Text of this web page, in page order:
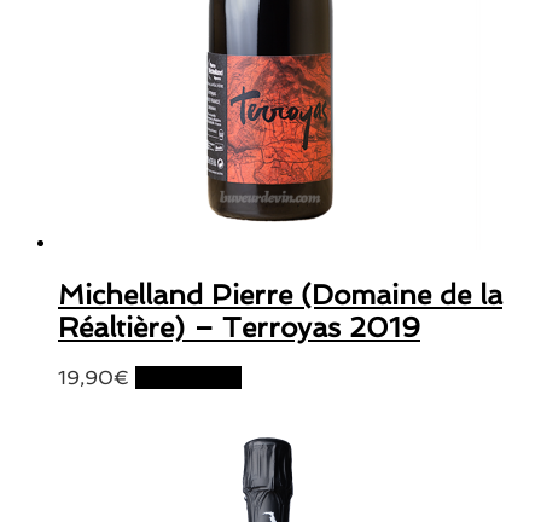
Michelland Pierre (Domaine de la
Réaltière) – Terroyas 2019
19,90€